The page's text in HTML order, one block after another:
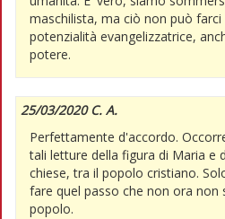
maschilista, ma ciò non può
potenzialità evangelizzatrice,
potere.
25/03/2020 C. A.
Perfettamente d'accordo.
tali letture della figura di Maria e
chiese, tra il popolo cristiano.
fare quel passo che non ora non
popolo.